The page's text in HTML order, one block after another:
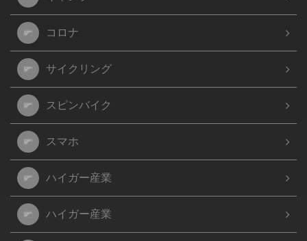
コロナ
サイクリング
スピンバイク
スマホ
ハイガー産業
ハイガー産業